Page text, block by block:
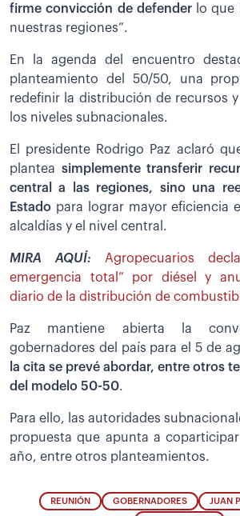
firme convicción de defenderlo que
nuestras regiones”.
En la agenda del encuentro
planteamiento del 50/50, una
redefinir la distribución de recursos
los niveles subnacionales.
El presidente Rodrigo Paz aclaró
plantea simplemente transferir
central a las regiones, sino una
Estado para lograr mayor eficiencia
alcaldías y el nivel central.
MIRA AQUÍ:
Agropecuarios
emergencia total” por diésel y
diario de la distribución de
Paz mantiene abierta la
gobernadores del país para el 5 de
la cita se prevé abordar, entre otros
del modelo 50-50.
Para ello, las autoridades
propuesta que apunta a
año, entre otros planteamientos.
REUNIÓN GOBERNADORES JUAN